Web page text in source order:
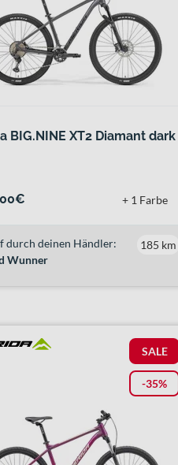
BIG.NINE XT2 Diamant dark
+ 1 Farbe
durch deinen Händler:
Wunner
185 km
SALE
-35%